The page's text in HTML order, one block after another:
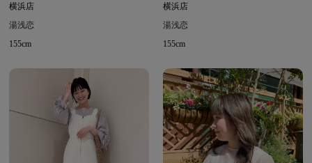
横浜店
湯浅恋
155cm
横浜店
湯浅恋
155cm